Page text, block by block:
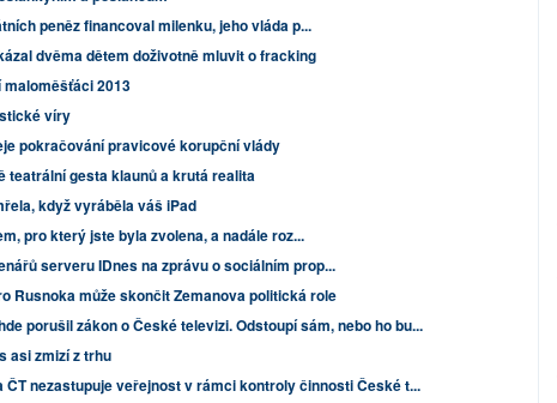
peněz financoval milenku, jeho vláda p...
dvěma dětem doživotně mluvit o fracking
maloměšťáci 2013
víry
pokračování pravicové korupční vlády
teatrální gesta klaunů a krutá realita
když vyráběla váš iPad
pro který jste byla zvolena, a nadále roz...
serveru IDnes na zprávu o sociálním prop...
Rusnoka může skončit Zemanova politická role
porušil zákon o České televizi. Odstoupí sám, nebo ho bu...
asi zmizí z trhu
ČT nezastupuje veřejnost v rámci kontroly činnosti České t...